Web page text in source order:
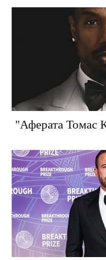
"Аферата Томас